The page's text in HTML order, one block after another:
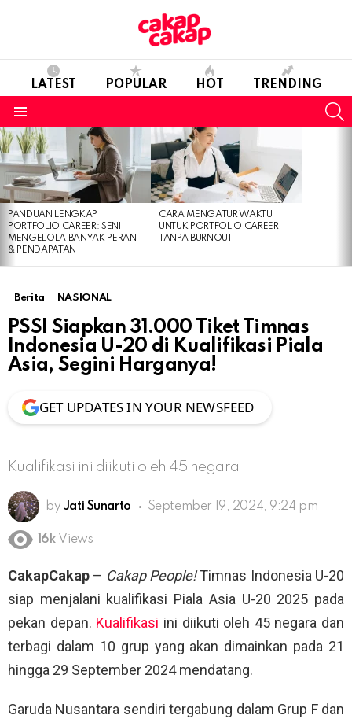
LATEST POPULAR HOT TRENDING
LATEST
STORIES
PANDUAN LENGKAP
PORTFOLIO CAREER: SENI
MENGELOLA BANYAK PERAN
& PENDAPATAN
CARA MENGATUR WAKTU
UNTUK PORTFOLIO CAREER
TANPA BURNOUT
Berita NASIONAL
PSSI Siapkan 31.000 Tiket Timnas
Indonesia U-20 di Kualifikasi Piala
Asia, Segini Harganya!
GET UPDATES IN YOUR NEWSFEED
Kualifikasi ini diikuti oleh 45 negara
by Jati Sunarto September 19, 2024, 9:24 pm
16k Views
CakapCakap – Cakap People!Timnas Indonesia U-20
siap menjalani kualifikasi Piala Asia U-20 2025 pada
pekan depan. Kualifikasi ini diikuti oleh 45 negara dan
terbagi dalam 10 grup yang akan dimainkan pada 21
hingga 29 September 2024 mendatang.
Garuda Nusantara sendiri tergabung dalam Grup F dan